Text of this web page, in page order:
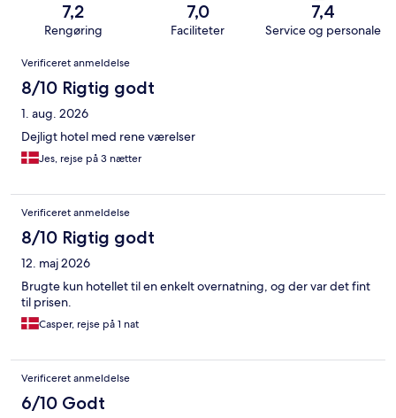
7,2
Rengøring
7,0
Faciliteter
7,4
Service og personale
Anmeldelser
Verificeret anmeldelse
8/10 Rigtig godt
1. aug. 2026
Dejligt hotel med rene værelser
Jes, rejse på 3 nætter
Verificeret anmeldelse
8/10 Rigtig godt
12. maj 2026
Brugte kun hotellet til en enkelt overnatning, og der var det fint
til prisen.
Casper, rejse på 1 nat
Verificeret anmeldelse
6/10 Godt